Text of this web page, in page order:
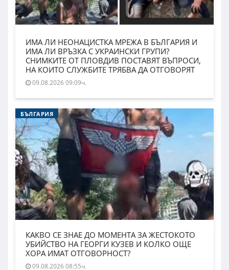
ИМА ЛИ НЕОНАЦИСТКА МРЕЖА В БЪЛГАРИЯ И
ИМА ЛИ ВРЪЗКА С УКРАИНСКИ ГРУПИ?
СНИМКИТЕ ОТ ПЛОВДИВ ПОСТАВЯТ ВЪПРОСИ,
НА КОИТО СЛУЖБИТЕ ТРЯБВА ДА ОТГОВОРЯТ
09.08.2026 09:09ч.
БЪЛГАРИЯ
КАКВО СЕ ЗНАЕ ДО МОМЕНТА ЗА ЖЕСТОКОТО
УБИЙСТВО НА ГЕОРГИ КУЗЕВ И КОЛКО ОЩЕ
ХОРА ИМАТ ОТГОВОРНОСТ?
09.08.2026 08:55ч.